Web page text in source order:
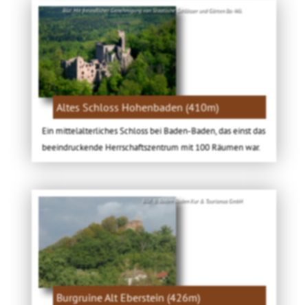
Bild: Mit freundlicher Genehmigung von Staatliche Schlösser und Gärten Ba.-Wü.
Altes Schloss Hohenbaden (410m)
Ein mittelalterliches Schloss bei Baden-Baden, das einst das
beeindruckende Herrschaftszentrum mit 100 Räumen war.
Bild: © Baden-Baden Kur & Tourismus GmbH
Burgruine Alt Eberstein (426m)